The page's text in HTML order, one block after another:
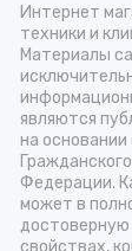
Интернет
техники и
Материалы
являются
на
Федерации.
может в
свойствах,